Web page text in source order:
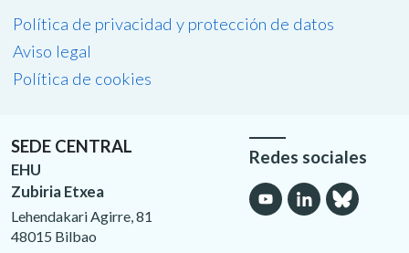
Política de privacidad y protección de datos
Aviso legal
Política de cookies
SEDE CENTRAL
EHU
Zubiria Etxea
Lehendakari Agirre, 81
48015 Bilbao
Redes sociales